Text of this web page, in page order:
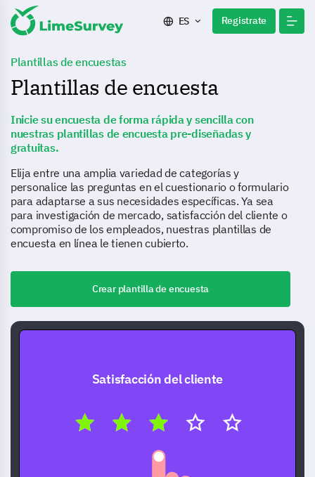
ES Registrate
Plantillas de encuestas
Plantillas de encuesta
Inicie su encuesta de forma rápida y sencilla con
nuestras plantillas de encuesta pre-diseñadas y
gratuitas.
Elija entre una amplia variedad de categorías y
personalice las preguntas en el cuestionario o formulario
para adaptarse a sus necesidades específicas. Ya sea
para investigación de mercado, satisfacción del cliente o
compromiso de los empleados, nuestras plantillas de
encuesta en línea le tienen cubierto.
Crear plantilla de encuesta
Satisfacción del cliente